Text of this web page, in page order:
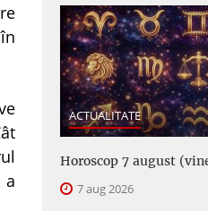
a
ACTUALITATE
Horoscop 7 august
7 aug 2026